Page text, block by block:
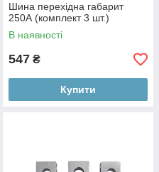
Шина перехідна габарит
250А (комплект 3 шт.)
В наявності
547 ₴
Купити